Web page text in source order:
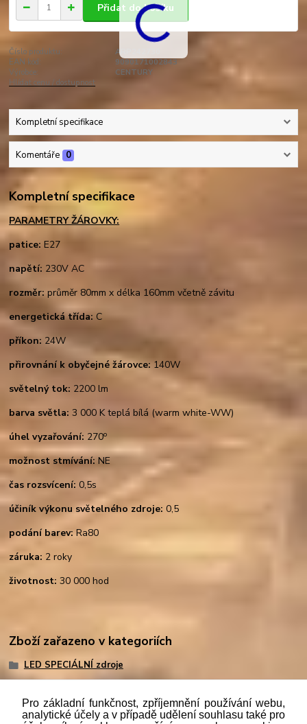
Přidat do košíku
Číslo produktu:
ARP242730
EAN kód:
9090171002843
Výrobce:
CENTURY
Hlídat cenu / dostupnost
Kompletní specifikace
Komentáře 0
Kompletní specifikace
PARAMETRY ŽÁROVKY:
patice: E27
napětí: 230V AC
rozměr: průměr 80mm x délka 160mm včetně závitu
energetická třída: C
příkon: 24W
přirovnání k obyčejné žárovce: 140W
světelný tok: 2200 lm
barva světla: 3 000 K teplá bílá (warm white-WW)
úhel vyzařování: 270o
možnost stmívání:NE
čas rozsvícení: 0,5s
účiník výkonu světelného zdroje: 0,5
podání barev: Ra80
záruka: 2 roky
životnost: 30 000 hod
Zboží zařazeno v kategoriích
LED SPECIÁLNÍ zdroje
Pro základní funkčnost, zpříjemnění používání webu,
analytické účely a v případě udělení souhlasu také pro